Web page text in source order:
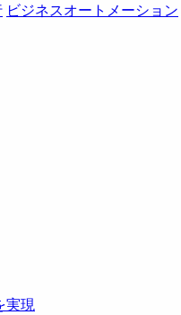
ビジネスオートメーション
実現